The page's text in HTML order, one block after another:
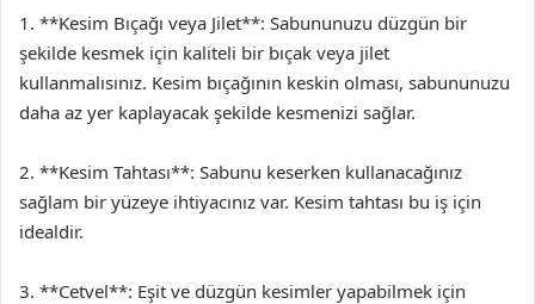
1. **Kesim Bıçağı veya Jilet**: Sabununuzu düzgün bir
şekilde kesmek için kaliteli bir bıçak veya jilet
kullanmalısınız. Kesim bıçağının keskin olması, sabununuzu
daha az yer kaplayacak şekilde kesmenizi sağlar.
2. **Kesim Tahtası**: Sabunu keserken kullanacağınız
sağlam bir yüzeye ihtiyacınız var. Kesim tahtası bu iş için
idealdir.
3. **Cetvel**: Eşit ve düzgün kesimler yapabilmek için